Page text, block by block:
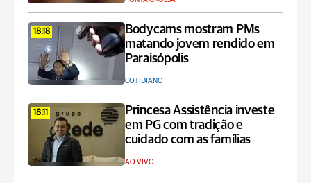
18:18
Bodycams mostram PMs
matando jovem rendido em
Paraisópolis
COTIDIANO
18:11
Princesa Assistência investe
em PG com tradição e
cuidado com as famílias
AO VIVO